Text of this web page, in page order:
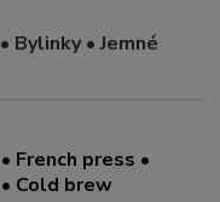
Bylinky • Jemné
French press •
Cold brew